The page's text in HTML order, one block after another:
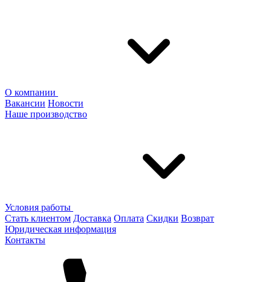
О компании
Вакансии Новости
Наше производство
Условия работы
Стать клиентом Доставка Оплата Скидки Возврат
Юридическая информация
Контакты